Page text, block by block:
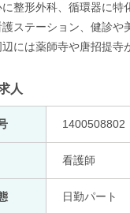
整形外科、循環器に特
ステーション、健診や
辺には薬師寺や唐招提寺
人
1400508802
看護師
日勤パート